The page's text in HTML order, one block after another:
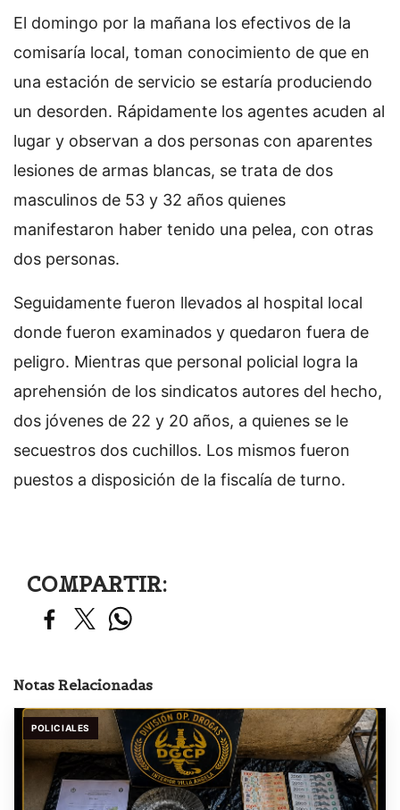
El domingo por la mañana los efectivos de la
comisaría local, toman conocimiento de que en
una estación de servicio se estaría produciendo
un desorden. Rápidamente los agentes acuden al
lugar y observan a dos personas con aparentes
lesiones de armas blancas, se trata de dos
masculinos de 53 y 32 años quienes
manifestaron haber tenido una pelea, con otras
dos personas.
Seguidamente fueron llevados al hospital local
donde fueron examinados y quedaron fuera de
peligro. Mientras que personal policial logra la
aprehensión de los sindicatos autores del hecho,
dos jóvenes de 22 y 20 años, a quienes se le
secuestros dos cuchillos. Los mismos fueron
puestos a disposición de la fiscalía de turno.
COMPARTIR:
Notas Relacionadas
POLICIALES